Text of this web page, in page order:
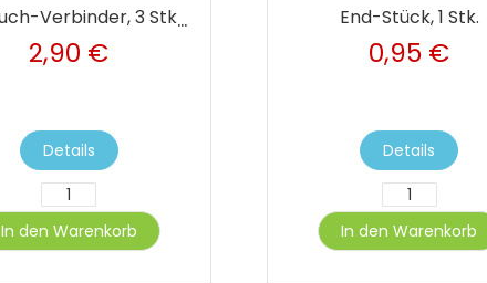
Schlauch-Verbinder, 3 Stk. für 8 mm Zufuhrschlauch
2,90 €
Details
In den Warenkorb
End-Stück, 1 Stk.
0,95 €
Details
In den Warenkorb